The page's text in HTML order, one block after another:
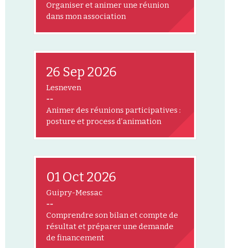
Organiser et animer une réunion
dans mon association
26 Sep 2026
Lesneven
--
Animer des réunions participatives :
posture et process d’animation
01 Oct 2026
Guipry-Messac
--
Comprendre son bilan et compte de
résultat et préparer une demande
de financement